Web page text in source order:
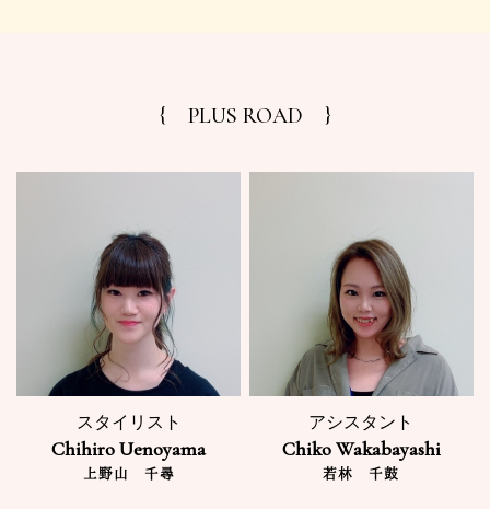
{ PLUS ROAD }
スタイリスト
Chihiro Uenoyama
上野山 千尋
アシスタント
Chiko Wakabayashi
若林 千鼓